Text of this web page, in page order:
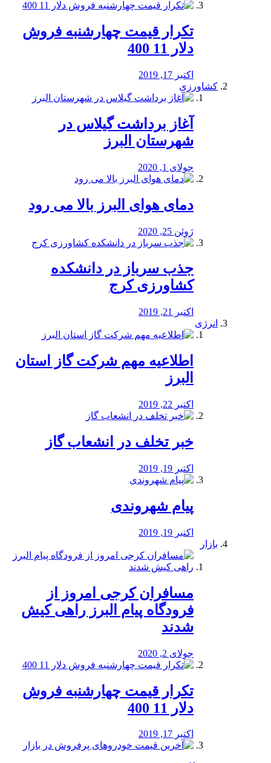
تکرار قیمت چهارشنبه فروش
دلار 11 400
اکتبر 17, 2019
کشاورزی
آغاز برداشت گیلاس در
شهرستان البرز
جولای 1, 2020
دمای هوای البرز بالا می رود
ژوئن 25, 2020
جذب سرباز در دانشکده
کشاورزی کرج
اکتبر 21, 2019
انرژی
️اطلاعیه مهم شرکت گاز استان
البرز
اکتبر 22, 2019
خبر تخلف در انشعاب گاز
اکتبر 19, 2019
پیام شهروندی
اکتبر 19, 2019
بازار
مسافران کرجی امروز از
فرودگاه پیام البرز راهی کیش
شدند
جولای 2, 2020
تکرار قیمت چهارشنبه فروش
دلار 11 400
اکتبر 17, 2019